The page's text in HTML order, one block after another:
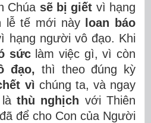
Chúa sẽ bị giết vì hạng
lễ tế mới này
loan báo
hạng người vô đạo. Khi
sứclàm việc gì, vì còn
đạo, thì theo đúng kỳ
vì chúng ta, và ngay
thù nghịch với Thiên
để cho Con của Người